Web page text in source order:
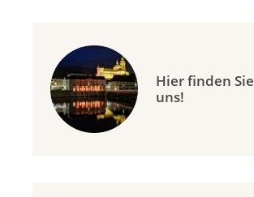
Hier finden Sie
uns!